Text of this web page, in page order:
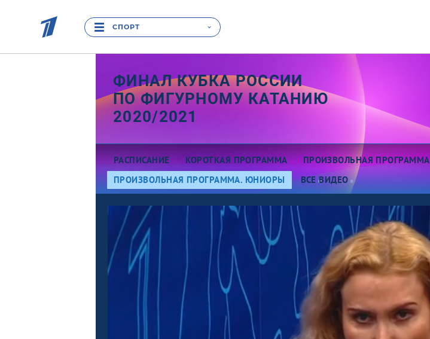
СПОРТ
ФИНАЛ КУБКА РОССИИ
ПО ФИГУРНОМУ КАТАНИЮ
2020/2021
РАСПИСАНИЕ КОРОТКАЯ ПРОГРАММА ПРОИЗВОЛЬНАЯ ПРОГРАММА
ПРОИЗВОЛЬНАЯ ПРОГРАММА. ЮНИОРЫ
ВСЕ ВИДЕО